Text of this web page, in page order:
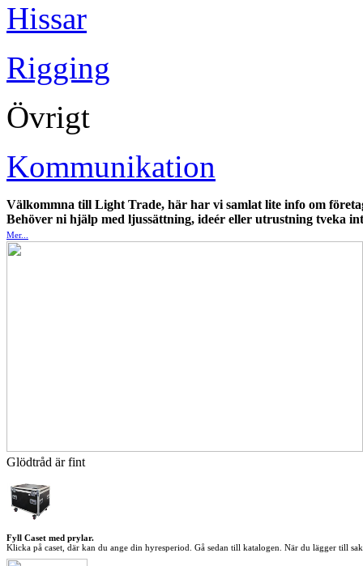
Hissar
Rigging
Övrigt
Kommunikation
Välkommna till Light Trade, här har vi samlat lite info om
Behöver ni hjälp med ljussättning, ideér eller utrustning tveka
Mer...
Glödtråd är fint
Fyll Caset med prylar.
Klicka på caset, där kan du ange din hyresperiod. Gå sedan till katalogen. När du lägger till